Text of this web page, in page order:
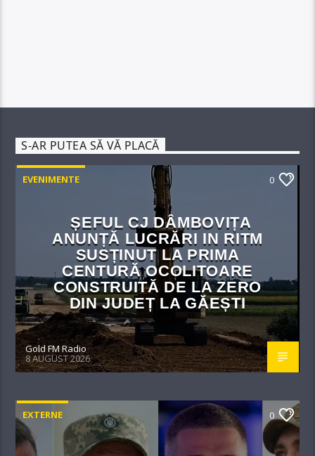
S-AR PUTEA SĂ VĂ PLACĂ
EVENIMENTE 0
ȘEFUL CJ DÂMBOVIȚA
ANUNȚĂ LUCRĂRI IN RITM
SUSȚINUT LA PRIMA
CENTURĂ OCOLITOARE
CONSTRUITĂ DE LA ZERO
DIN JUDEȚ LA GĂEȘTI
Gold FM Radio
8 AUGUST 2026
EXTERNE 0